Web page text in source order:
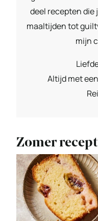
deel recepten die
maaltijden tot
mijn
Altijd met
Zomer